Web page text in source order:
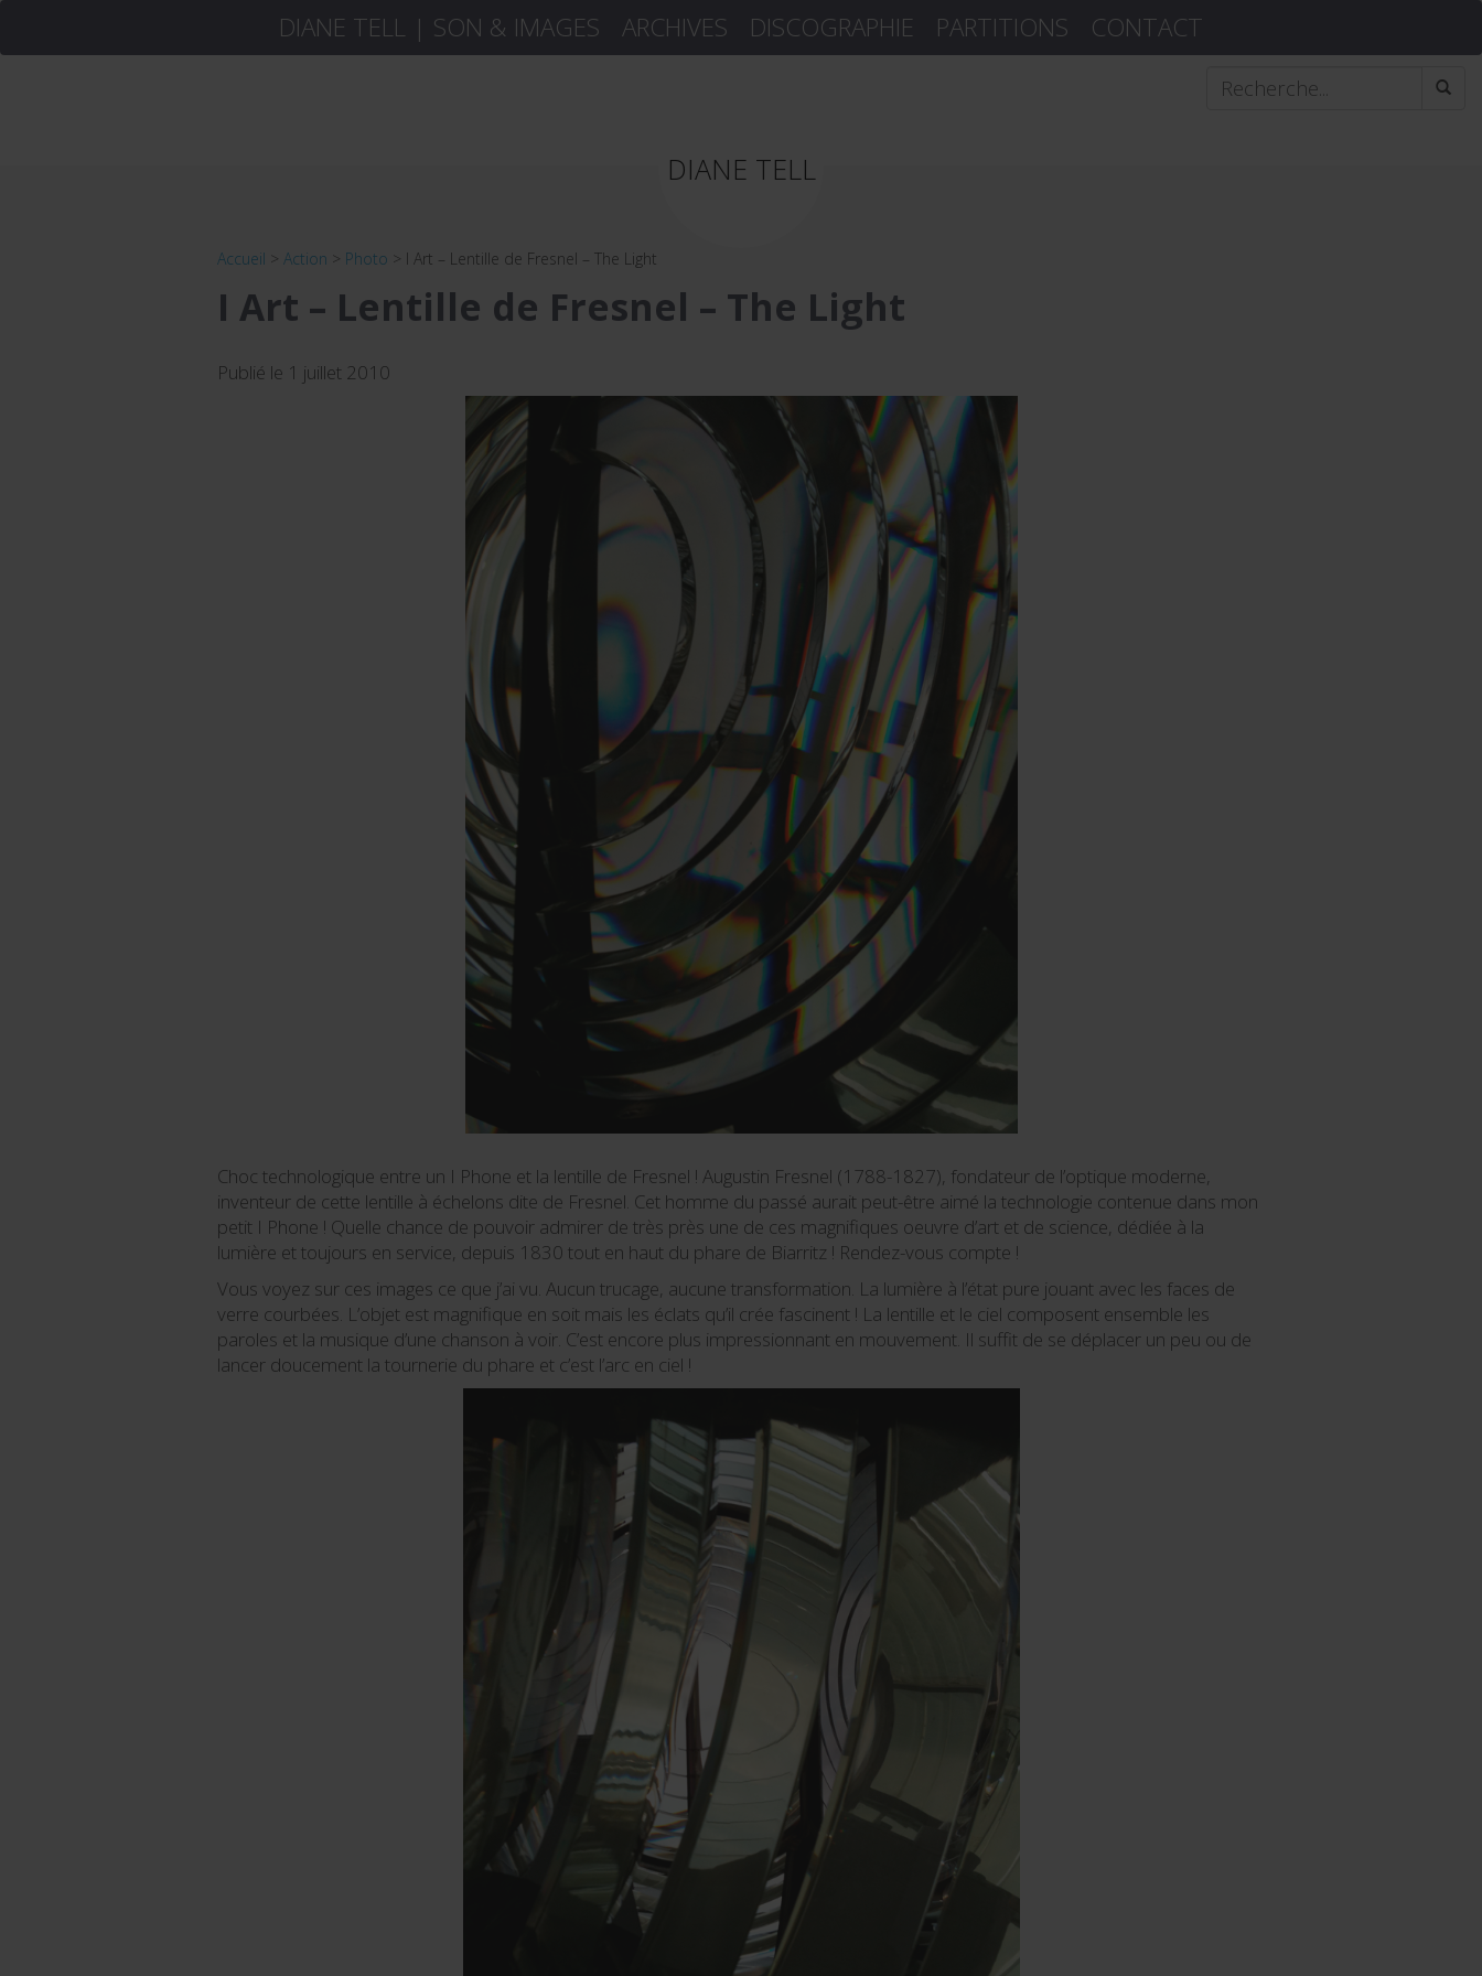
DIANE TELL | SON & IMAGES ARCHIVES DISCOGRAPHIE PARTITIONS CONTACT
DIANE TELL
Accueil > Action > Photo > I Art – Lentille de Fresnel – The Light
I Art – Lentille de Fresnel – The Light
Publié le 1 juillet 2010
Choc technologique entre un I Phone et la lentille de Fresnel ! Augustin Fresnel (1788-1827), fondateur de l’optique moderne,
inventeur de cette lentille à échelons dite de Fresnel. Cet homme du passé aurait peut-être aimé la technologie contenue dans mon
petit I Phone ! Quelle chance de pouvoir admirer de très près une de ces magnifiques oeuvre d’art et de science, dédiée à la
lumière et toujours en service, depuis 1830 tout en haut du phare de Biarritz ! Rendez-vous compte !
Vous voyez sur ces images ce que j’ai vu. Aucun trucage, aucune transformation. La lumière à l’état pure jouant avec les faces de
verre courbées. L’objet est magnifique en soit mais les éclats qu’il crée fascinent ! La lentille et le ciel composent ensemble les
paroles et la musique d’une chanson à voir. C’est encore plus impressionnant en mouvement. Il suffit de se déplacer un peu ou de
lancer doucement la tournerie du phare et c’est l’arc en ciel !